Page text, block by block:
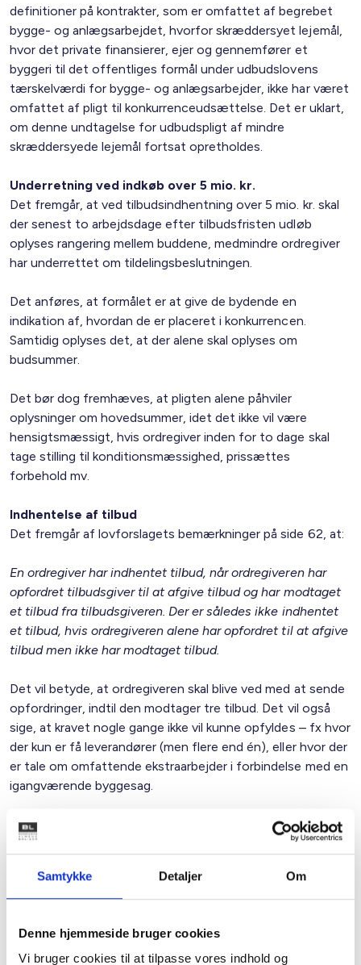
Samtykke Detaljer Om
Denne hjemmeside bruger cookies
Vi bruger cookies til at tilpasse vores indhold og
definitioner på kontrakter, som er omfattet af begrebet
bygge- og anlægsarbejdet, hvorfor skræddersyet lejemål,
hvor det private finansierer, ejer og gennemfører et
byggeri til det offentliges formål under udbudslovens
tærskelværdi for bygge- og anlægsarbejder, ikke har været
omfattet af pligt til konkurrenceudsættelse. Det er uklart,
om denne undtagelse for udbudspligt af mindre
skræddersyede lejemål fortsat opretholdes.
Underretning ved indkøb over 5 mio. kr.
Det fremgår, at ved tilbudsindhentning over 5 mio. kr. skal
der senest to arbejdsdage efter tilbudsfristen udløb
oplyses rangering mellem buddene, medmindre ordregiver
har underrettet om tildelingsbeslutningen.
Det anføres, at formålet er at give de bydende en
indikation af, hvordan de er placeret i konkurrencen.
Samtidig oplyses det, at der alene skal oplyses om
budsummer.
Det bør dog fremhæves, at pligten alene påhviler
oplysninger om hovedsummer, idet det ikke vil være
hensigtsmæssigt, hvis ordregiver inden for to dage skal
tage stilling til konditionsmæssighed, prissættes
forbehold mv.
Indhentelse af tilbud
Det fremgår af lovforslagets bemærkninger på side 62, at:
En ordregiver har indhentet tilbud, når ordregiveren har
opfordret tilbudsgiver til at afgive tilbud og har modtaget
et tilbud fra tilbudsgiveren. Der er således ikke indhentet
et tilbud, hvis ordregiveren alene har opfordret til at afgive
tilbud men ikke har modtaget tilbud.
Det vil betyde, at ordregiveren skal blive ved med at sende
opfordringer, indtil den modtager tre tilbud. Det vil også
sige, at kravet nogle gange ikke vil kunne opfyldes – fx hvor
der kun er få leverandører (men flere end én), eller hvor der
er tale om omfattende ekstraarbejder i forbindelse med en
igangværende byggesag.
Bemærkningen er en stramning i forhold til forståelsen af
tilbudsloven og medfører, at det er umuligt at fastsætte
modtager tre tilbud. Lovbemærknin-gen bør derfor slettes,
da det ikke vil være muligt at efterleve i praksis.
Blandende kontrakter/leverancer
I praksis kan det være vanskeligt for ordregivere at vurdere,